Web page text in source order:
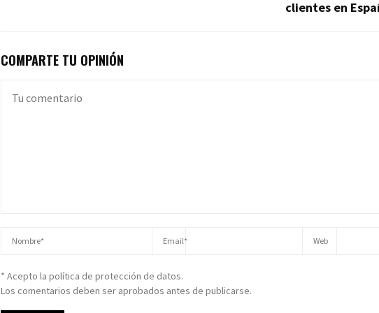
clientes en
COMPARTE TU OPINIÓN
* Acepto la política de protección de datos.
Los comentarios deben ser aprobados antes de publicarse.